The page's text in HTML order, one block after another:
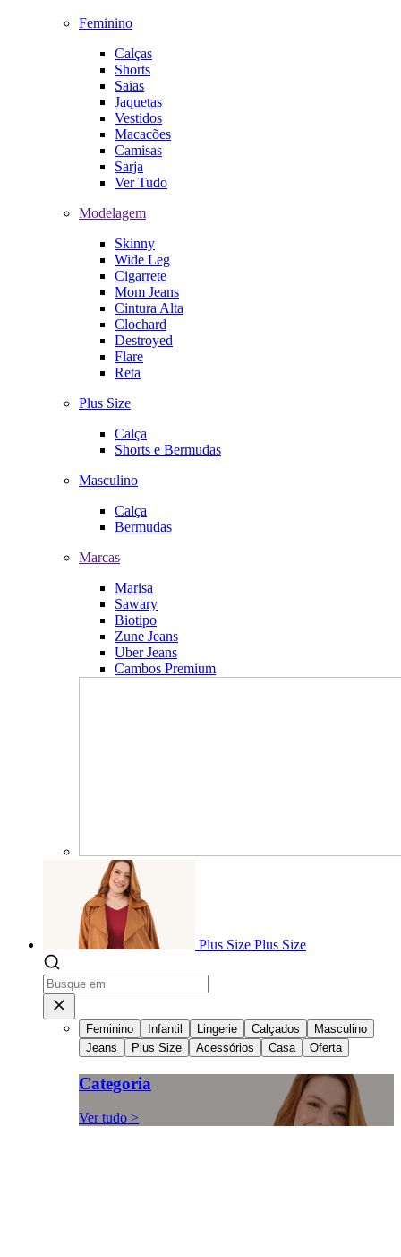
Feminino
Calças
Shorts
Saias
Jaquetas
Vestidos
Macacões
Camisas
Sarja
Ver Tudo
Modelagem
Skinny
Wide Leg
Cigarrete
Mom Jeans
Cintura Alta
Clochard
Destroyed
Flare
Reta
Plus Size
Calça
Shorts e Bermudas
Masculino
Calça
Bermudas
Marcas
Marisa
Sawary
Biotipo
Zune Jeans
Uber Jeans
Cambos Premium
Plus Size Plus Size
Feminino Infantil Lingerie Calçados
Masculino
Jeans
Plus Size Acessórios Casa Oferta
Categoria
Ver tudo >